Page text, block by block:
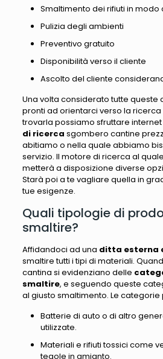
Smaltimento dei rifiuti in modo
Pulizia degli ambienti
Preventivo gratuito
Disponibilità verso il cliente
Ascolto del cliente
Una volta considerato tutte queste
pronti ad orientarci verso la ricerca
trovarla possiamo sfruttare
di ricerca sgombero cantine
abitiamo o nella quale abbiamo
servizio. Il motore di ricerca al
metterà a disposizione diverse
Starà poi a te vagliare quella in
tue esigenze.
Quali tipologie di
smaltire?
Affidandoci ad una ditta esterna
smaltire tutti i tipi di materiali.
cantina si evidenziano delle
smaltire, e seguendo queste
al giusto smaltimento. Le categorie
Batterie di auto o di altro
utilizzate.
Materiali e rifiuti tossici come
tegole in amianto.